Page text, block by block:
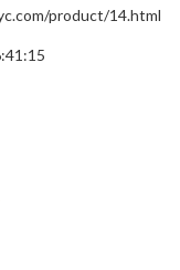
product/14.html